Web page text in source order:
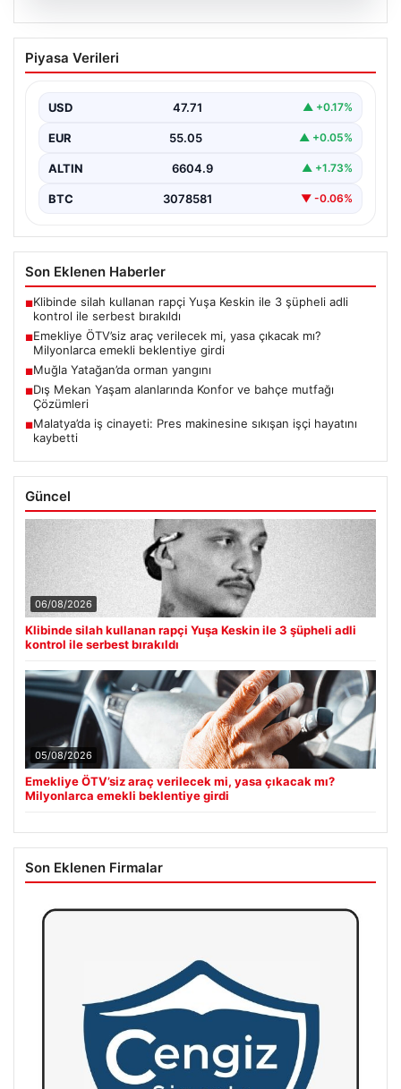
Emekliye ÖTV’siz araç verilecek mi,
yasa çıkacak mı? Milyonlarca emekli
Piyasa Verileri
USD 47.71 ▲ +0.17%
EUR 55.05 ▲ +0.05%
ALTIN 6604.9 ▲ +1.73%
BTC 3078581 ▼ -0.06%
Son Eklenen Haberler
■Klibinde silah kullanan rapçi Yuşa Keskin ile 3 şüpheli adli
kontrol ile serbest bırakıldı
■Emekliye ÖTV’siz araç verilecek mi, yasa çıkacak mı?
Milyonlarca emekli beklentiye girdi
■Muğla Yatağan’da orman yangını
■Dış Mekan Yaşam alanlarında Konfor ve bahçe mutfağı
Çözümleri
■Malatya’da iş cinayeti: Pres makinesine sıkışan işçi hayatını
kaybetti
Güncel
06/08/2026
Klibinde silah kullanan rapçi Yuşa Keskin ile 3 şüpheli adli
kontrol ile serbest bırakıldı
05/08/2026
Emekliye ÖTV’siz araç verilecek mi, yasa çıkacak mı?
Milyonlarca emekli beklentiye girdi
Son Eklenen Firmalar